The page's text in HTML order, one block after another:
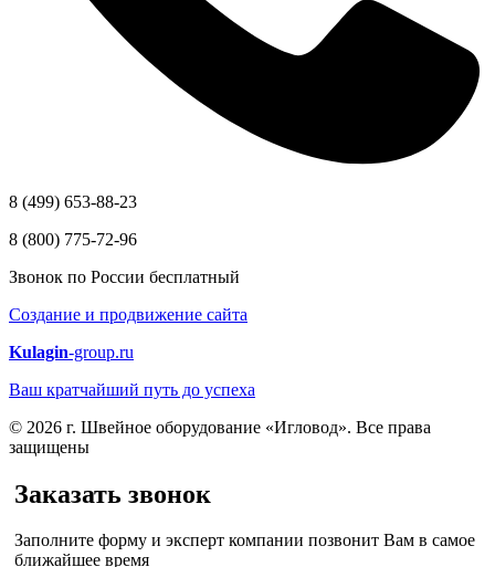
8 (499) 653-88-23
8 (800) 775-72-96
Звонок по России бесплатный
Создание и продвижение сайта
Kulagin-group.ru
Ваш кратчайший путь до успеха
© 2026 г. Швейное оборудование «Игловод». Все права
защищены
Заказать звонок
Заполните форму и эксперт компании позвонит Вам в самое
ближайшее время